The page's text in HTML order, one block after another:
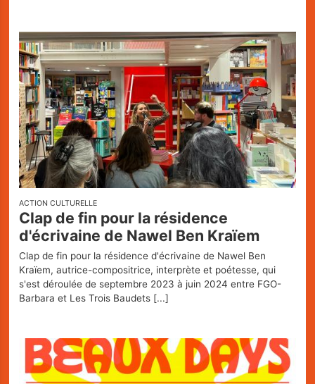
ACTION CULTURELLE
Clap de fin pour la résidence
d'écrivaine de Nawel Ben Kraïem
Clap de fin pour la résidence d'écrivaine de Nawel Ben
Kraïem, autrice-compositrice, interprète et poétesse, qui
s'est déroulée de septembre 2023 à juin 2024 entre FGO-
Barbara et Les Trois Baudets [...]